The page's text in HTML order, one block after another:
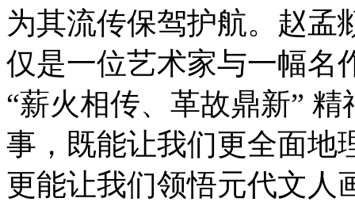
为其流传保驾护航。赵孟
仅是一位艺术家与一幅名
“薪火相传、革故鼎新”
事，既能让我们更全面地
更能让我们领悟元代文人